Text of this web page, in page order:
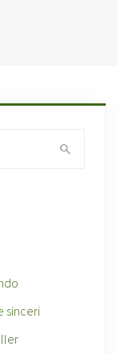
sinceri